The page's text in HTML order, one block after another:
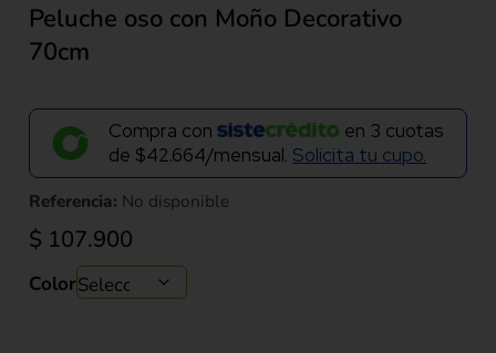
Peluche oso con Moño Decorativo
70cm
Compra con en 3 cuotas
de $42.664/mensual. Solicita tu cupo.
Referencia: No disponible
$ 107.900
Color